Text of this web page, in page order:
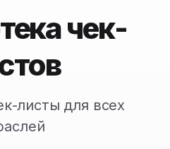
чек-
листы для всех